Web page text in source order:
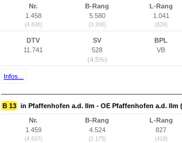
Nr.
1.458
(4.636)
B-Rang
5.580
(3.206)
L-Rang
1.041
(628)
DTV
11.741
SV
528
(4,5%)
BPL
VB
Infos...
B 13 in Pfaffenhofen a.d. Ilm - OE Pfaffenhofen a.d. Ilm
Nr.
1.459
(4.637)
B-Rang
4.524
(2.175)
L-Rang
827
(419)